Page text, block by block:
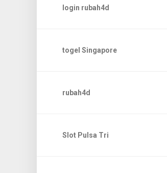
login rubah4d
togel Singapore
rubah4d
Slot Pulsa Tri